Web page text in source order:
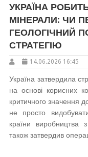
УКРАЇНА
МІНЕРАЛИ: ЧИ
ГЕОЛОГІЧНИЙ
СТРАТЕГІЮ
14.06.2026 16:45
Україна затвердила
на основі корисних
критичного значення
не просто
країни виробництва
також затвердив